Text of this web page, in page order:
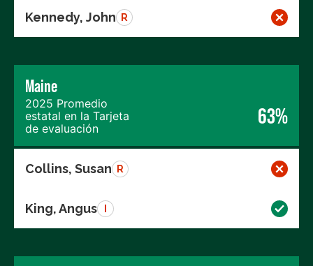
Kennedy, John R
Maine
2025 Promedio
estatal en la Tarjeta
de evaluación
63%
Collins, Susan R
King, Angus